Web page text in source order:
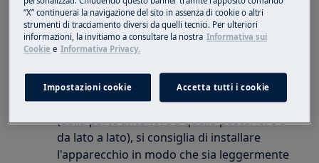
posizione originale per adattarla bene alla
porta
Controllare che i contenitori, i cassetti e i
ripiani siano al loro posto e reinseriti
correttamente.
Verificare che l'apparecchio sia livellato
(dalla parte anteriore a quella posteriore e
da lato a lato), si consiglia di installare
l'apparecchio in modo che sia leggermente
“X” continuerai la navigazione del sito in assenza di cookie o altri
strumenti di tracciamento diversi da quelli tecnici. Per ulteriori
informazioni, la invitiamo a consultare la nostra Informativa sui
Cookie e Informativa Privacy.
Impostazioni cookie Accetta tutti i cookie